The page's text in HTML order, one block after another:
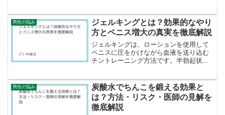
改善を目的としており、継続使用により
勃起力の向上と体力増強効...
男性の悩み
ジェルキングとは？効果的なやり
方とペニス増大の真実を徹底解説
ジェルキングは、ローションを使用して
ペニスに圧をかけながら血液を送り込む
チントレーニング方法です。半勃起状態
や勃起力向上を目指します。本記事で
は、ジェルキングの正しいや...
男性の悩み
炭酸水でちんこを鍛える効果と
は？方法・リスク・医師の見解を
徹底解説